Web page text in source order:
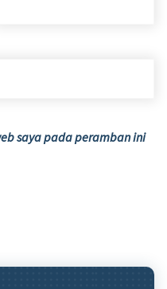
saya pada peramban ini